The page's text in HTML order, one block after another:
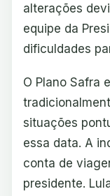
alterações
equipe da
dificuldades
O Plano Safra
situações
essa data. A
conta de
presidente.